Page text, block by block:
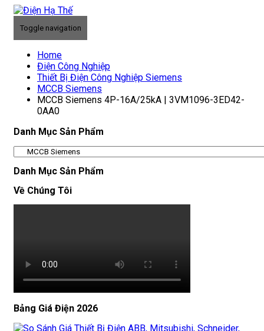
Toggle navigation
Home
Điện Công Nghiệp
Thiết Bị Điện Công Nghiệp Siemens
MCCB Siemens
MCCB Siemens 4P-16A/25kA | 3VM1096-3ED42-
0AA0
Danh Mục Sản Phẩm
Danh Mục Sản Phẩm
Về Chúng Tôi
Bảng Giá Điện 2026